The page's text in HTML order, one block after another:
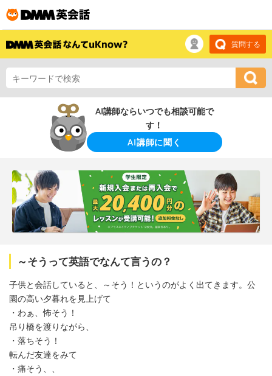
質問する
AI講師ならいつでも相談可能で
す！
AI講師に聞く
～そうって英語でなんて言うの？
子供と会話していると、～そう！というのがよく出てきます。公
園の高い夕暮れを見上げて
・わぁ、怖そう！
吊り橋を渡りながら、
・落ちそう！
転んだ友達をみて
・痛そう、、